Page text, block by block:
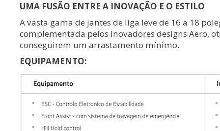
UMA FUSÃO ENTRE A INOVAÇÃO E O ESTILO
A vasta gama de jantes de liga leve de 16 a 18
complementada pelos inovadores designs Aero,
conseguirem um arrastamento mínimo.
EQUIPAMENTO: